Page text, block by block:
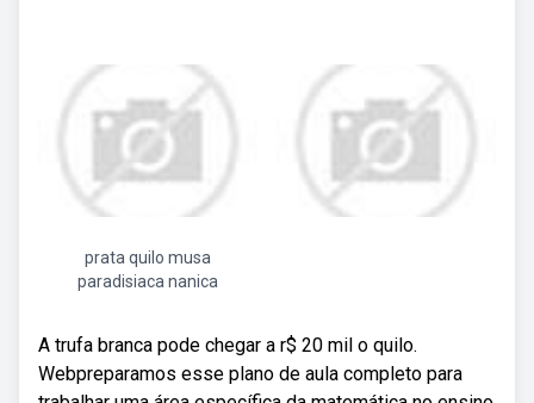
prata quilo musa
paradisiaca nanica
A trufa branca pode chegar a r$ 20 mil o quilo.
Webpreparamos esse plano de aula completo para